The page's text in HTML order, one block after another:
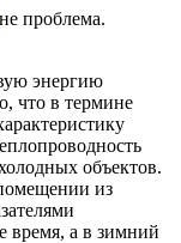
не проблема.
энергию
что в термине
объектов.
из
время, а в зимний